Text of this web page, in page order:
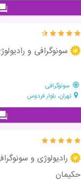
سونوگرافی و
سونوگرافی
تهران، بلوار فردوس
رادیولوژی و
حکیمان